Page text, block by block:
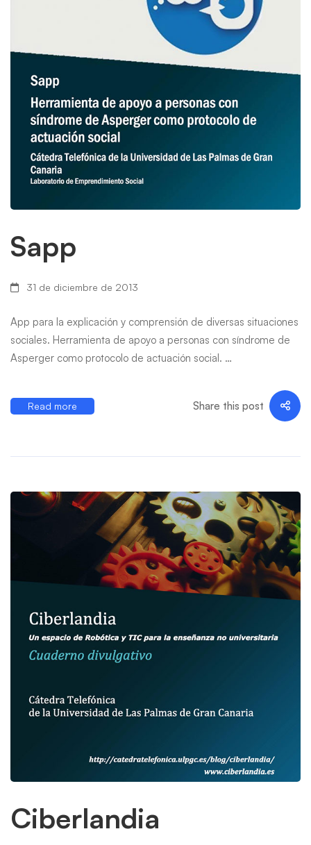
Sapp
31 de diciembre de 2013
App para la explicación y comprensión de diversas situaciones
sociales. Herramienta de apoyo a personas con síndrome de
Asperger como protocolo de actuación social. …
Read more Share this post
Ciberlandia